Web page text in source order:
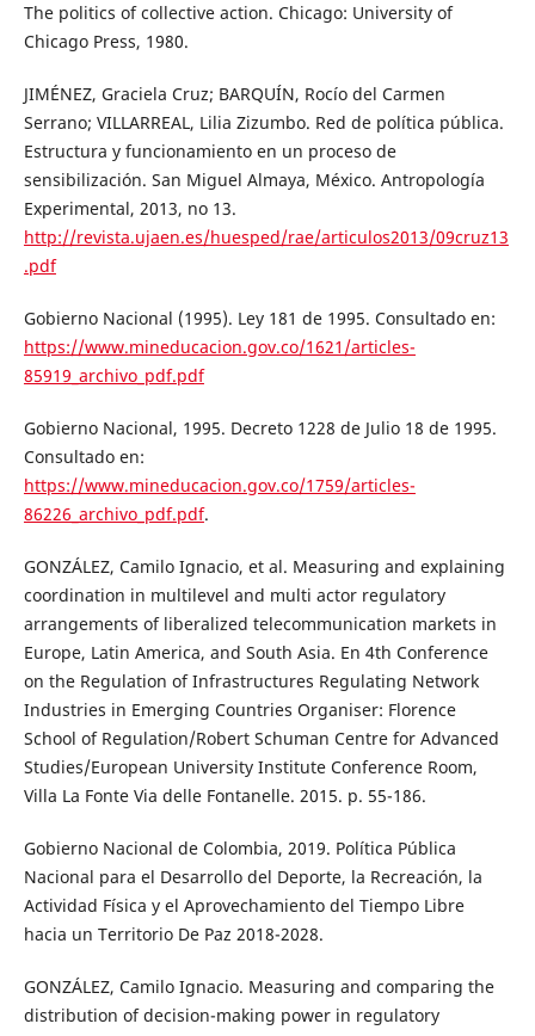
The politics of collective action. Chicago: University of
Chicago Press, 1980.
JIMÉNEZ, Graciela Cruz; BARQUÍN, Rocío del Carmen
Serrano; VILLARREAL, Lilia Zizumbo. Red de política pública.
Estructura y funcionamiento en un proceso de
sensibilización. San Miguel Almaya, México. Antropología
Experimental, 2013, no 13.
http://revista.ujaen.es/huesped/rae/articulos2013/09cruz13
.pdf
Gobierno Nacional (1995). Ley 181 de 1995. Consultado en:
https://www.mineducacion.gov.co/1621/articles-
85919_archivo_pdf.pdf
Gobierno Nacional, 1995. Decreto 1228 de Julio 18 de 1995.
Consultado en:
https://www.mineducacion.gov.co/1759/articles-
86226_archivo_pdf.pdf.
GONZÁLEZ, Camilo Ignacio, et al. Measuring and explaining
coordination in multilevel and multi actor regulatory
arrangements of liberalized telecommunication markets in
Europe, Latin America, and South Asia. En 4th Conference
on the Regulation of Infrastructures Regulating Network
Industries in Emerging Countries Organiser: Florence
School of Regulation/Robert Schuman Centre for Advanced
Studies/European University Institute Conference Room,
Villa La Fonte Via delle Fontanelle. 2015. p. 55-186.
Gobierno Nacional de Colombia, 2019. Política Pública
Nacional para el Desarrollo del Deporte, la Recreación, la
Actividad Física y el Aprovechamiento del Tiempo Libre
hacia un Territorio De Paz 2018-2028.
GONZÁLEZ, Camilo Ignacio. Measuring and comparing the
distribution of decision-making power in regulatory